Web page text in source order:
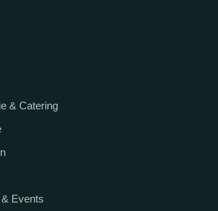
& Catering
Events